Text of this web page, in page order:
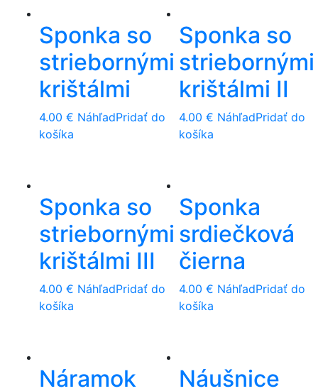
Sponka so
striebornými
krištálmi
4.00 € NáhľadPridať do
košíka
Sponka so
striebornými
krištálmi II
4.00 € NáhľadPridať do
košíka
Sponka so
striebornými
krištálmi III
4.00 € NáhľadPridať do
košíka
Sponka
srdiečková
čierna
4.00 € NáhľadPridať do
košíka
Náramok
Náušnice